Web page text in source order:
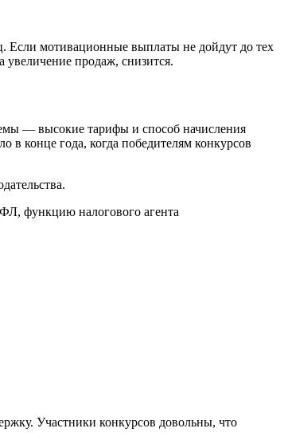
Если мотивационные выплаты не дойдут до тех
увеличение продаж, снизится.
— высокие тарифы и способ начисления
конце года, когда победителям конкурсов
функцию налогового агента
Участники конкурсов довольны, что